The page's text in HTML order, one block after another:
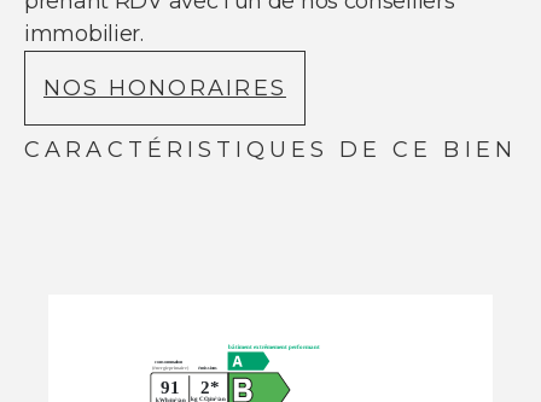
immobilier.
NOS HONORAIRES
CARACTÉRISTIQUES DE CE BIEN